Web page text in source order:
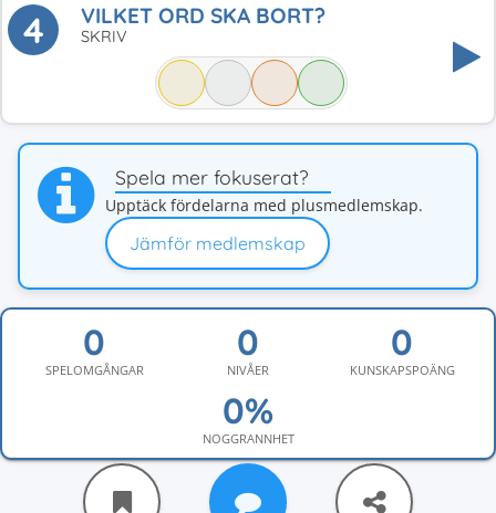
4 VILKET ORD SKA BORT?
SKRIV
Spela mer fokuserat?
Upptäck fördelarna med plusmedlemskap.
Jämför medlemskap
SPELOMGÅNGAR NIVÅER KUNSKAPSPOÄNG
NOGGRANNHET